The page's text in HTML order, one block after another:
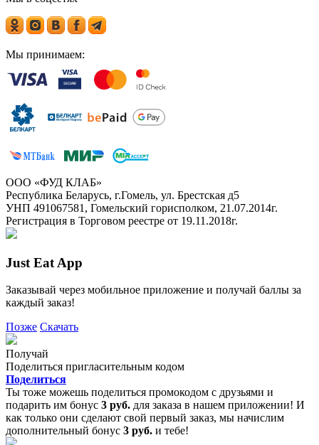
Мы принимаем:
ООО «ФУД КЛАБ»
Республика Беларусь, г.Гомель, ул. Брестская д5
УНП 491067581, Гомельский горисполком, 21.07.2014г.
Регистрация в Торговом реестре от 19.11.2018г.
Just Eat App
Заказывай через мобильное приложение и получай баллы за
каждый заказ!
Позже Скачать
Получай
Поделиться пригласительным кодом
Поделиться
Ты тоже можешь поделиться промокодом с друзьями и
подарить им бонус 3 руб. для заказа в нашем приложении! И
как только они сделают свой первый заказ, мы начислим
дополнительный бонус 3 руб. и тебе!